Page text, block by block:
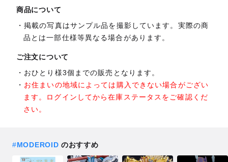
商品について
掲載の写真はサンプル品を撮影しています。実際の商
品とは一部仕様等異なる場合があります。
ご注文について
おひとり様3個までの販売となります。
お住まいの地域によっては購入できない場合がござい
ます。ログインしてから在庫ステータスをご確認くだ
さい。
#MODEROID のおすすめ